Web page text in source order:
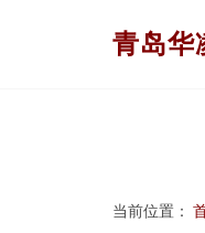
青岛华
当前位置：